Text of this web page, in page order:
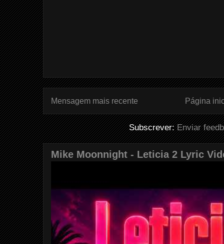
Mensagem mais recente Página
Subscrever:Enviar
Mike Moonnight - Leticia 2 Lyric